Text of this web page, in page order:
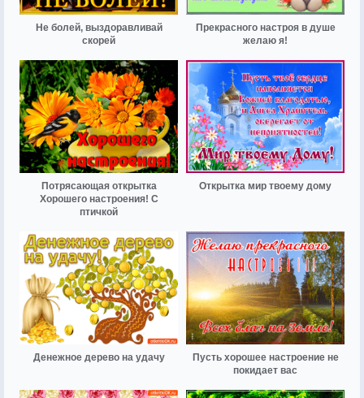
Не болей, выздоравливай
скорей
Прекрасного настроя в душе
желаю я!
Потрясающая открытка
Хорошего настроения! С
птичкой
Открытка мир твоему дому
Денежное дерево на удачу
Пусть хорошее настроение не
покидает вас